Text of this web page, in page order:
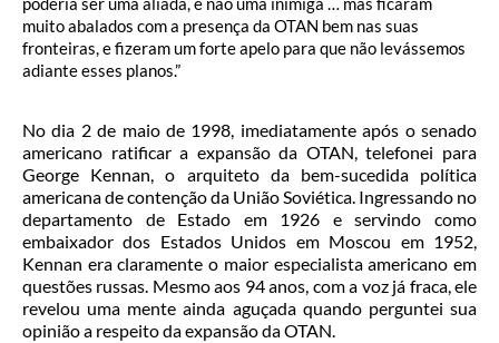
muito abalados com a presença da OTAN bem nas suas
fronteiras, e fizeram um forte apelo para que não levássemos
adiante esses planos.”
No dia 2 de maio de 1998, imediatamente após o senado
americano ratificar a expansão da OTAN, telefonei para
George Kennan, o arquiteto da bem-sucedida política
americana de contenção da União Soviética. Ingressando no
departamento de Estado em 1926 e servindo como
embaixador dos Estados Unidos em Moscou em 1952,
Kennan era claramente o maior especialista americano em
questões russas. Mesmo aos 94 anos, com a voz já fraca, ele
revelou uma mente ainda aguçada quando perguntei sua
opinião a respeito da expansão da OTAN.